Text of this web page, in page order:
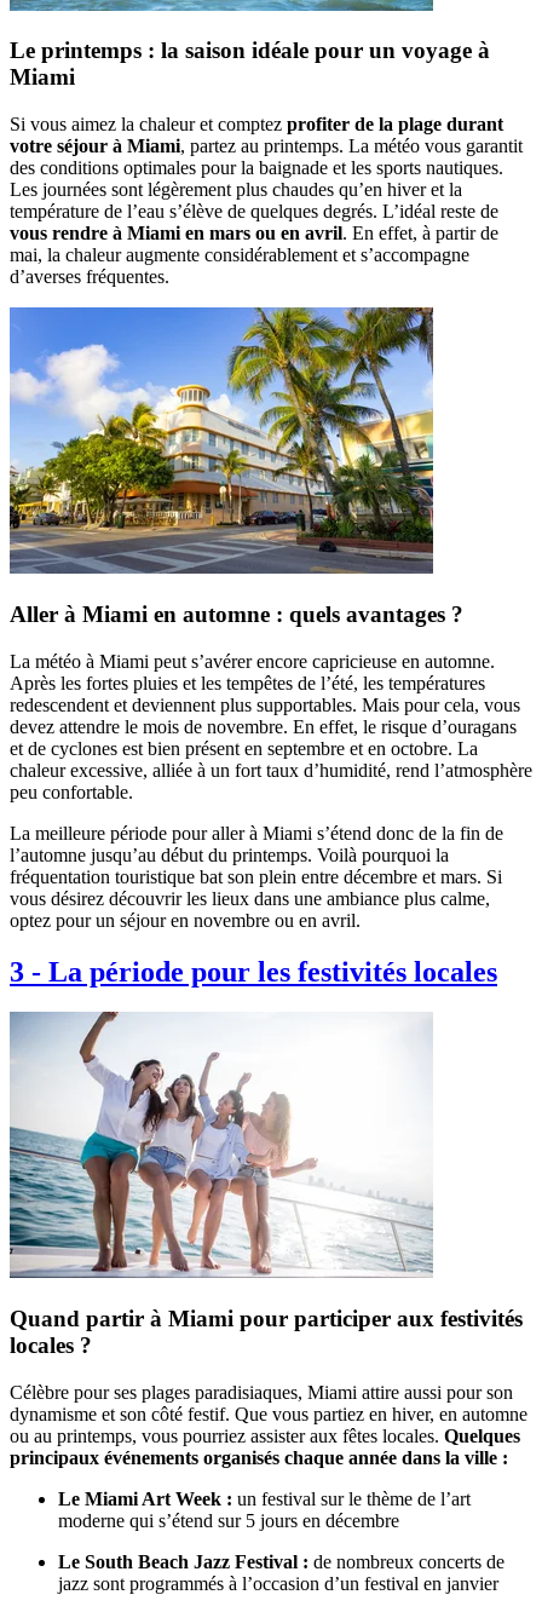
Le printemps : la saison idéale pour un voyage à
Miami
Si vous aimez la chaleur et comptez profiter de la plage durant
votre séjour à Miami, partez au printemps. La météo vous garantit
des conditions optimales pour la baignade et les sports nautiques.
Les journées sont légèrement plus chaudes qu’en hiver et la
température de l’eau s’élève de quelques degrés. L’idéal reste de
vous rendre à Miami en mars ou en avril. En effet, à partir de
mai, la chaleur augmente considérablement et s’accompagne
d’averses fréquentes.
Aller à Miami en automne : quels avantages ?
La météo à Miami peut s’avérer encore capricieuse en automne.
Après les fortes pluies et les tempêtes de l’été, les températures
redescendent et deviennent plus supportables. Mais pour cela, vous
devez attendre le mois de novembre. En effet, le risque d’ouragans
et de cyclones est bien présent en septembre et en octobre. La
chaleur excessive, alliée à un fort taux d’humidité, rend l’atmosphère
peu confortable.
La meilleure période pour aller à Miami s’étend donc de la fin de
l’automne jusqu’au début du printemps. Voilà pourquoi la
fréquentation touristique bat son plein entre décembre et mars. Si
vous désirez découvrir les lieux dans une ambiance plus calme,
optez pour un séjour en novembre ou en avril.
3 - La période pour les festivités locales
Quand partir à Miami pour participer aux festivités
locales ?
Célèbre pour ses plages paradisiaques, Miami attire aussi pour son
dynamisme et son côté festif. Que vous partiez en hiver, en automne
ou au printemps, vous pourriez assister aux fêtes locales. Quelques
principaux événements organisés chaque année dans la ville :
Le Miami Art Week : un festival sur le thème de l’art
moderne qui s’étend sur 5 jours en décembre
Le South Beach Jazz Festival : de nombreux concerts de
jazz sont programmés à l’occasion d’un festival en janvier